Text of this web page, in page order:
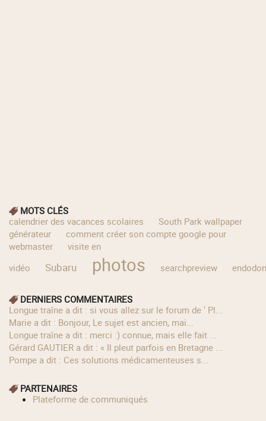
MOTS CLÉS
calendrier des vacances scolaires
South Park wallpaper
générateur
comment créer son compte google pour
webmaster
visite en
vidéo
Subaru photos searchpreview
DERNIERS COMMENTAIRES
longue traîne a dit : si vous allez sur le forum de ' Pl...
Marie a dit : Bonjour, Le sujet est ancien, mai...
longue traîne a dit : merci :) connue, mais elle fait ...
Gérard GAUTIER a dit : « Il pleut parfois en Bretagne ...
Pompe a dit : Ces solutions médicamenteuses s...
PARTENAIRES
Plateforme de communiqués